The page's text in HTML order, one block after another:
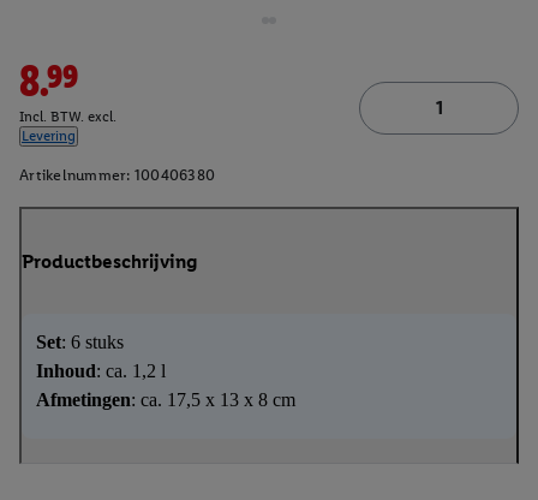
8.99
Incl. BTW. excl.
Levering
Artikelnummer: 100406380
Productbeschrijving
Set: 6 stuks
Inhoud: ca. 1,2 l
Afmetingen: ca. 17,5 x 13 x 8 cm